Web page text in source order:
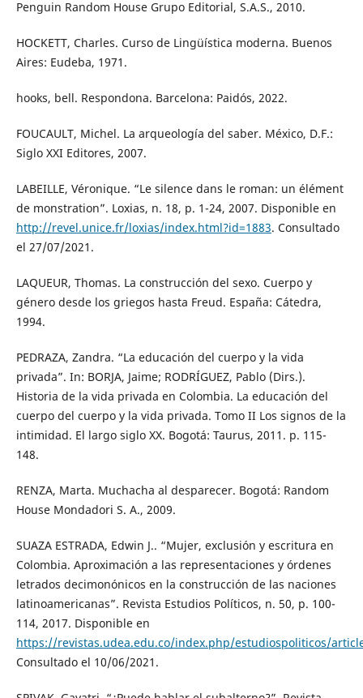
Penguin Random House Grupo Editorial, S.A.S., 2010.
HOCKETT, Charles. Curso de Lingüística moderna. Buenos
Aires: Eudeba, 1971.
hooks, bell. Respondona. Barcelona: Paidós, 2022.
FOUCAULT, Michel. La arqueología del saber. México, D.F.:
Siglo XXI Editores, 2007.
LABEILLE, Véronique. “Le silence dans le roman: un élément
de monstration”. Loxias, n. 18, p. 1-24, 2007. Disponible en
http://revel.unice.fr/loxias/index.html?id=1883. Consultado
el 27/07/2021.
LAQUEUR, Thomas. La construcción del sexo. Cuerpo y
género desde los griegos hasta Freud. España: Cátedra,
1994.
PEDRAZA, Zandra. “La educación del cuerpo y la vida
privada”. In: BORJA, Jaime; RODRÍGUEZ, Pablo (Dirs.).
Historia de la vida privada en Colombia. La educación del
cuerpo del cuerpo y la vida privada. Tomo II Los signos de la
intimidad. El largo siglo XX. Bogotá: Taurus, 2011. p. 115-
148.
RENZA, Marta. Muchacha al desparecer. Bogotá: Random
House Mondadori S. A., 2009.
SUAZA ESTRADA, Edwin J.. “Mujer, exclusión y escritura en
Colombia. Aproximación a las representaciones y órdenes
letrados decimonónicos en la construcción de las naciones
latinoamericanas”. Revista Estudios Políticos, n. 50, p. 100-
114, 2017. Disponible en
https://revistas.udea.edu.co/index.php/estudiospoliticos/
Consultado el 10/06/2021.